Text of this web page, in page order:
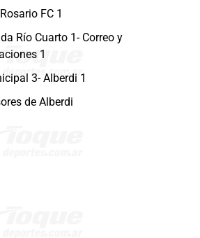
FC 1
Río Cuarto 1- Correo y
1
3- Alberdi 1
de Alberdi